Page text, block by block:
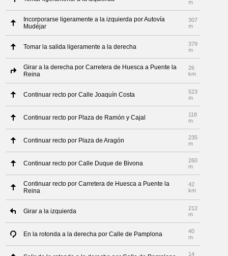
m
Incorporarse ligeramente a la izquierda por Autovía
Mudéjar
307
m
Tomar la salida ligeramente a la derecha
379
m
Girar a la derecha por Carretera de Huesca a Puente la
Reina
26
km
Continuar recto por Calle Joaquín Costa
523
m
Continuar recto por Plaza de Ramón y Cajal
118
m
Continuar recto por Plaza de Aragón
235
m
Continuar recto por Calle Duque de Bivona
260
m
Continuar recto por Carretera de Huesca a Puente la
Reina
42
km
Girar a la izquierda
212
m
En la rotonda a la derecha por Calle de Pamplona
40
m
14